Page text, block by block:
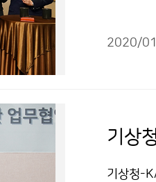
2020/
기상청-